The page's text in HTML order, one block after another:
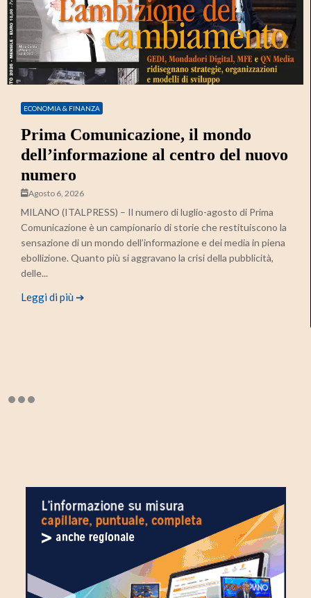
ECONOMIA & FINANZA
Prima Comunicazione, il mondo
dell’informazione al centro del nuovo
numero
Agosto 6, 2026
MILANO (ITALPRESS) – Il numero di luglio-agosto di Prima
Comunicazione è un campionario di storie che restituiscono la
sensazione di un mondo dell’informazione e dei media in piena
ebollizione. Quanto più si aggravano la crisi della pubblicità,
delle...
Leggi di più ➔